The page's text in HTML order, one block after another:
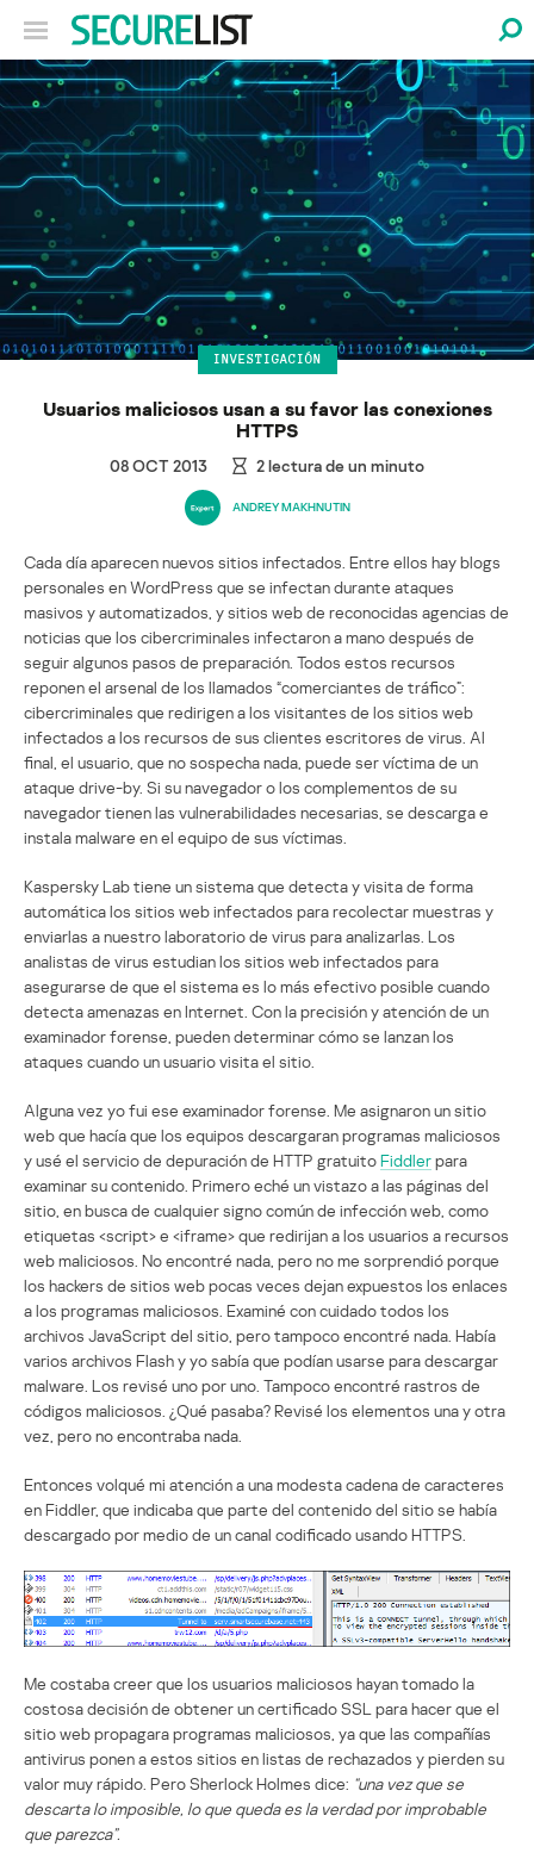
INVESTIGACIÓN
Usuarios maliciosos usan a su favor las conexiones
HTTPS
08 OCT 2013 2lectura de un minuto
ANDREY MAKHNUTIN
Cada día aparecen nuevos sitios infectados. Entre ellos hay blogs
personales en WordPress que se infectan durante ataques
masivos y automatizados, y sitios web de reconocidas agencias de
noticias que los cibercriminales infectaron a mano después de
seguir algunos pasos de preparación. Todos estos recursos
reponen el arsenal de los llamados “comerciantes de tráfico”:
cibercriminales que redirigen a los visitantes de los sitios web
infectados a los recursos de sus clientes escritores de virus. Al
final, el usuario, que no sospecha nada, puede ser víctima de un
ataque drive-by. Si su navegador o los complementos de su
navegador tienen las vulnerabilidades necesarias, se descarga e
instala malware en el equipo de sus víctimas.
Kaspersky Lab tiene un sistema que detecta y visita de forma
automática los sitios web infectados para recolectar muestras y
enviarlas a nuestro laboratorio de virus para analizarlas. Los
analistas de virus estudian los sitios web infectados para
asegurarse de que el sistema es lo más efectivo posible cuando
detecta amenazas en Internet. Con la precisión y atención de un
examinador forense, pueden determinar cómo se lanzan los
ataques cuando un usuario visita el sitio.
Alguna vez yo fui ese examinador forense. Me asignaron un sitio
web que hacía que los equipos descargaran programas maliciosos
y usé el servicio de depuración de HTTP gratuitoFiddlerpara
examinar su contenido. Primero eché un vistazo a las páginas del
sitio, en busca de cualquier signo común de infección web, como
etiquetas <script> e <iframe> que redirijan a los usuarios a recursos
web maliciosos. No encontré nada, pero no me sorprendió porque
los hackers de sitios web pocas veces dejan expuestos los enlaces
a los programas maliciosos. Examiné con cuidado todos los
archivos JavaScript del sitio, pero tampoco encontré nada. Había
varios archivos Flash y yo sabía que podían usarse para descargar
malware. Los revisé uno por uno. Tampoco encontré rastros de
códigos maliciosos. ¿Qué pasaba? Revisé los elementos una y otra
vez, pero no encontraba nada.
Entonces volqué mi atención a una modesta cadena de caracteres
en Fiddler, que indicaba que parte del contenido del sitio se había
descargado por medio de un canal codificado usando HTTPS.
Me costaba creer que los usuarios maliciosos hayan tomado la
costosa decisión de obtener un certificado SSL para hacer que el
sitio web propagara programas maliciosos, ya que las compañías
antivirus ponen a estos sitios en listas de rechazados y pierden su
valor muy rápido. Pero Sherlock Holmes dice: “una vez que se
descarta lo imposible, lo que queda es la verdad por improbable
que parezca”.